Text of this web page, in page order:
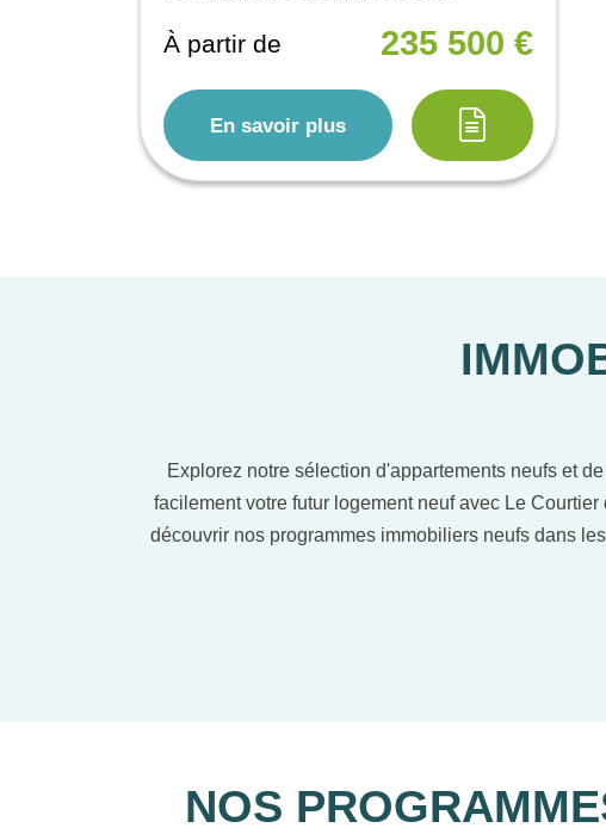
À partir de 235 500 €
En savoir plus
Explorez notre sélection d'appartements neufs et
facilement votre futur logement neuf avec Le
découvrir nos programmes immobiliers neufs dans
NOS